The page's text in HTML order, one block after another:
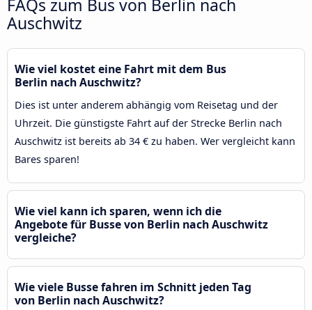
FAQs zum Bus von Berlin nach
Auschwitz
Wie viel kostet eine Fahrt mit dem Bus
Berlin nach Auschwitz?
Dies ist unter anderem abhängig vom Reisetag und der
Uhrzeit. Die günstigste Fahrt auf der Strecke Berlin nach
Auschwitz ist bereits ab 34 € zu haben. Wer vergleicht kann
Bares sparen!
Wie viel kann ich sparen, wenn ich die
Angebote für Busse von Berlin nach Auschwitz
vergleiche?
Wie viele Busse fahren im Schnitt jeden Tag
von Berlin nach Auschwitz?